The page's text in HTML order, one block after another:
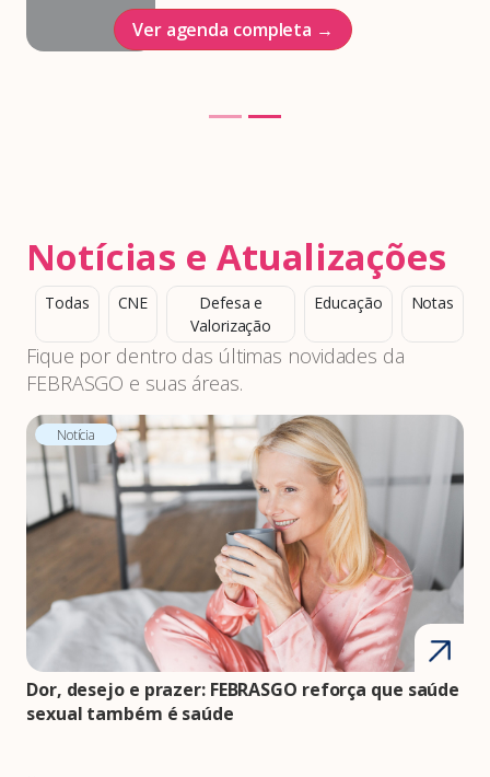
Ver agenda completa →
Notícias e Atualizações
Todas CNE
Defesa e
Valorização
Educação Notas
Fique por dentro das últimas novidades da
FEBRASGO e suas áreas.
Notícia
Dor, desejo e prazer: FEBRASGO reforça que saúde
sexual também é saúde